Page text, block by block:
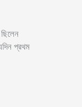
প্রথম